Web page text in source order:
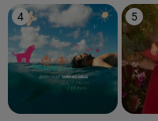
4 5